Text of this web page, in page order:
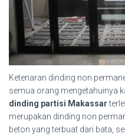
Ketenaran dinding non
semua orang mengetahuinya
dinding partisi Makassar
merupakan dinding non
beton yang terbuat dari bata,